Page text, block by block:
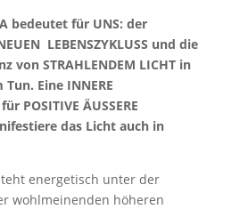
bedeutet für UNS: der
LEBENSZYKLUSS und die
von STRAHLENDEM LICHT in
Eine INNERE
POSITIVE ÄUSSERE
das Licht auch in
energetisch unter der
wohlmeinenden höheren